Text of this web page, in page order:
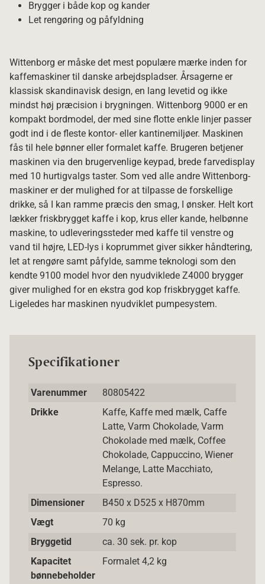
Brygger i både kop og kander
Let rengøring og påfyldning
Wittenborg er måske det mest populære mærke inden for
kaffemaskiner til danske arbejdspladser. Årsagerne er
klassisk skandinavisk design, en lang levetid og ikke
mindst høj præcision i brygningen. Wittenborg 9000 er en
kompakt bordmodel, der med sine flotte enkle linjer passer
godt ind i de fleste kontor- eller kantinemiljøer. Maskinen
fås til hele bønner eller formalet kaffe. Brugeren betjener
maskinen via den brugervenlige keypad, brede farvedisplay
med 10 hurtigvalgs taster. Som ved alle andre Wittenborg-
maskiner er der mulighed for at tilpasse de forskellige
drikke, så I kan ramme præcis den smag, I ønsker. Helt kort
lækker friskbrygget kaffe i kop, krus eller kande, helbønne
maskine, to udleveringssteder med kaffe til venstre og
vand til højre, LED-lys i koprummet giver sikker håndtering,
let at rengøre samt påfylde, samme teknologi som den
kendte 9100 model hvor den nyudviklede Z4000 brygger
giver mulighed for en ekstra god kop friskbrygget kaffe.
Ligeledes har maskinen nyudviklet pumpesystem.
Specifikationer
Varenummer
80805422
Drikke
Kaffe, Kaffe med mælk, Caffe
Latte, Varm Chokolade, Varm
Chokolade med mælk, Coffee
Chokolade, Cappuccino, Wiener
Melange, Latte Macchiato,
Espresso.
Dimensioner
B450 x D525 x H870mm
Vægt
70 kg
Bryggetid
ca. 30 sek. pr. kop
Kapacitet
bønnebeholder
Formalet 4,2 kg